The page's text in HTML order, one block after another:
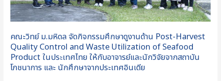
คณะวิทย์ ม.มหิดล จัดกิจกรรมศึกษาดูงานด้าน Post-Harvest
Quality Control and Waste Utilization of Seafood
Product ในประเทศไทย ให้กับอาจารย์และนักวิจัยจากสถาบัน
โภชนาการ และ นักศึกษาจากประเทศอินเดีย
Post-
Harvest
Control
and
Waste